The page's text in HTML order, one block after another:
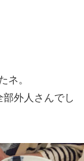
ネ。
外人さんでし